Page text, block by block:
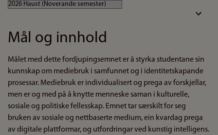
Mål og innhold
Målet med dette fordjupingsemnet er å styrka studentane sin
kunnskap om mediebruk i samfunnet og i identitetskapande
prosessar. Mediebruk er individualisert og prega av forskjellar,
men er og med på å knytte menneske saman i kulturelle,
sosiale og politiske fellesskap. Emnet tar særskilt for seg
bruken av sosiale og nettbaserte medium, ein kvardag prega
av digitale plattformar, og utfordringar ved kunstig intelligens.